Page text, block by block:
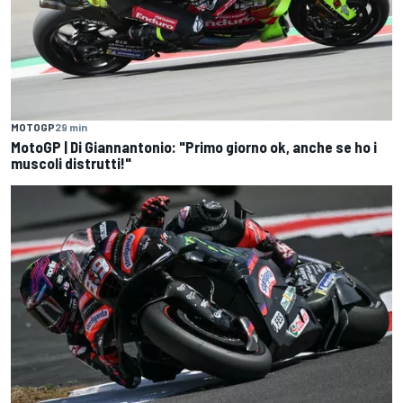
MOTOGP29 min
MotoGP | Di Giannantonio: "Primo giorno ok, anche se ho i
muscoli distrutti!"